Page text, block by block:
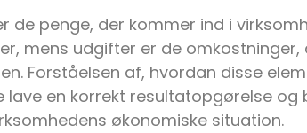
de penge, der kommer ind i
mens udgifter er de
Forståelsen af, hvordan disse
lave en korrekt resultatopgørelse og
økonomiske situation.